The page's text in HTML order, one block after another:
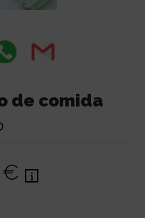
de comida
€